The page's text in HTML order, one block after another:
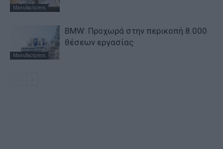
Manufacturers
Manufacturers
BMW: Προχωρά στην περικοπή 8.000
θέσεων εργασίας